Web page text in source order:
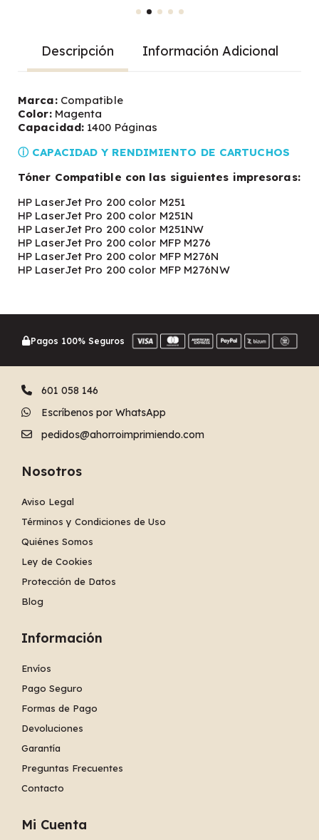
Descripción Información Adicional
Marca:Compatible
Color:Magenta
Capacidad: 1400 Páginas
ⓘ CAPACIDAD Y RENDIMIENTO DE CARTUCHOS
Tóner Compatible con las siguientes impresoras:
HP LaserJet Pro 200 color M251
HP LaserJet Pro 200 color M251N
HP LaserJet Pro 200 color M251NW
HP LaserJet Pro 200 color MFP M276
HP LaserJet Pro 200 color MFP M276N
HP LaserJet Pro 200 color MFP M276NW
Pagos 100% Seguros
601 058 146
Escríbenos por WhatsApp
pedidos@ahorroimprimiendo.com
Nosotros
Aviso Legal
Términos y Condiciones de Uso
Quiénes Somos
Ley de Cookies
Protección de Datos
Blog
Información
Envíos
Pago Seguro
Formas de Pago
Devoluciones
Garantía
Preguntas Frecuentes
Contacto
Mi Cuenta